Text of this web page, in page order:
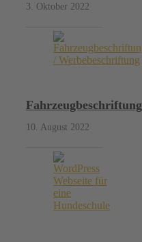
3. Oktober 2022
Fahrzeugbeschriftung
10. August 2022